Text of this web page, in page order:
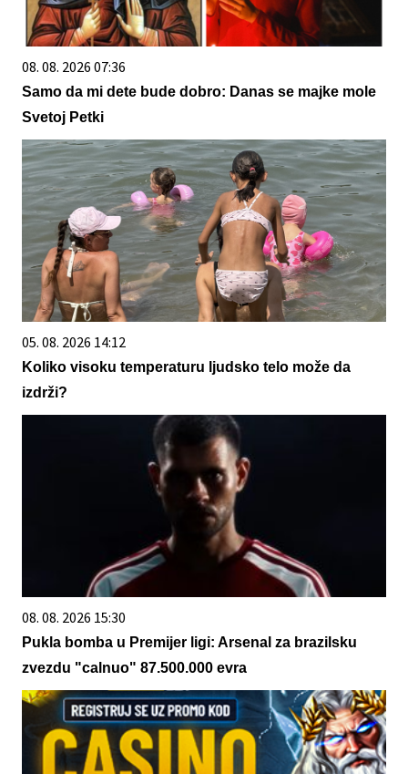
08. 08. 2026 07:36
Samo da mi dete bude dobro: Danas se majke mole
Svetoj Petki
05. 08. 2026 14:12
Koliko visoku temperaturu ljudsko telo može da
izdrži?
08. 08. 2026 15:30
Pukla bomba u Premijer ligi: Arsenal za brazilsku
zvezdu "calnuo" 87.500.000 evra